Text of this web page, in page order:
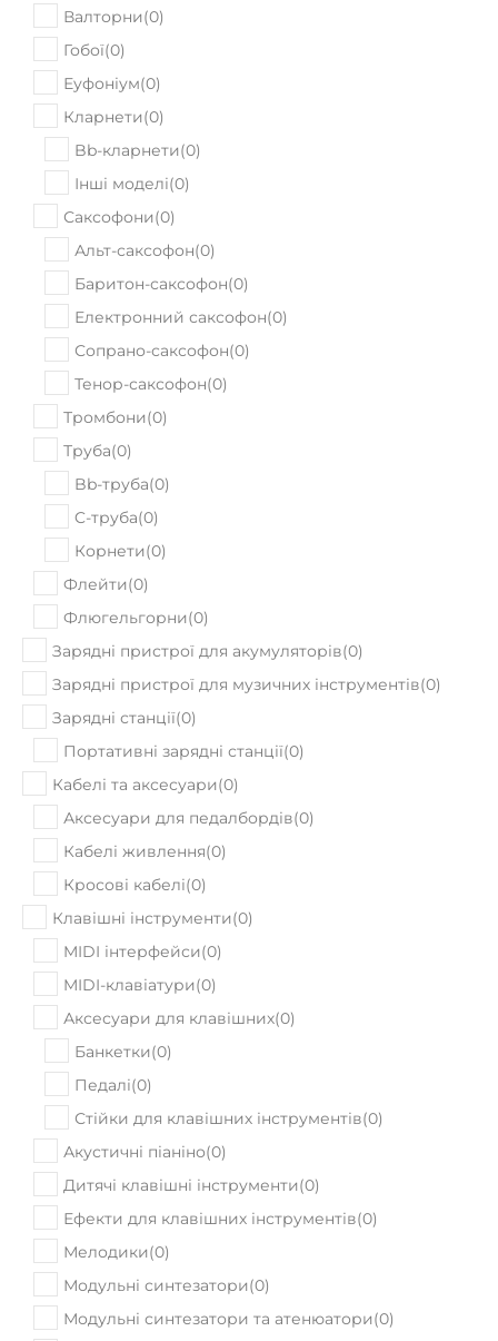
Валторни(0)
Гобої(0)
Еуфоніум(0)
Кларнети(0)
Bb-кларнети(0)
Інші моделі(0)
Саксофони(0)
Альт-саксофон(0)
Баритон-саксофон(0)
Електронний саксофон(0)
Сопрано-саксофон(0)
Тенор-саксофон(0)
Тромбони(0)
Труба(0)
Bb-труба(0)
C-труба(0)
Корнети(0)
Флейти(0)
Флюгельгорни(0)
Зарядні пристрої для акумуляторів(0)
Зарядні пристрої для музичних інструментів(0)
Зарядні станції(0)
Портативні зарядні станції(0)
Кабелі та аксесуари(0)
Аксесуари для педалбордів(0)
Кабелі живлення(0)
Кросові кабелі(0)
Клавішні інструменти(0)
MIDI інтерфейси(0)
MIDI-клавіатури(0)
Аксесуари для клавішних(0)
Банкетки(0)
Педалі(0)
Стійки для клавішних інструментів(0)
Акустичні піаніно(0)
Дитячі клавішні інструменти(0)
Ефекти для клавішних інструментів(0)
Мелодики(0)
Модульні синтезатори(0)
Модульні синтезатори та атенюатори(0)